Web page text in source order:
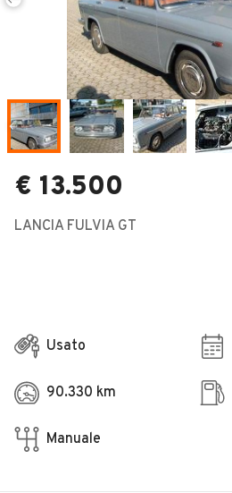
Camper
Veicoli Commerciali
Concessionari
€ 13.500
LANCIA FULVIA GT
Usato
90.330 km
Manuale